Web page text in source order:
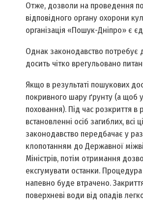
Отже, дозволи на проведення
відповідного органу охорони
організація «Пошук-Дніпро» є
Однак законодавство потребує
досить чітко врегульовано
Якщо в результаті пошукових
покривного шару ґрунту (а щоб
поховання). Під час розкриття в
встановленні осіб загиблих,
законодавство передбачає у
клопотанням до Державної
Міністрів, потім отримання
ексгумувати останки.
напевно буде втрачено.
поверхневі води від опадів